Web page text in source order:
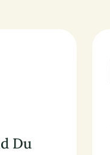
Du